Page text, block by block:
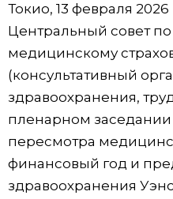
Разделы
Люди
Блог
Политика
Популярные статьи
Японский язык
Японский
Токио, 13 февраля
Центральный совет
медицинскому
(консультативный
здравоохранения,
пленарном
пересмотра
финансовый год и
здравоохранения